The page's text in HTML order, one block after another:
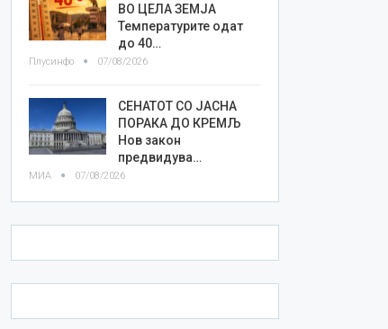
ВО ЦЕЛА ЗЕМЈА
Температурите одат
до 40…
Плусинфо 07/08/2026
СЕНАТОТ СО ЈАСНА
ПОРАКА ДО КРЕМЉ
Нов закон
предвидува…
МИА 07/08/2026